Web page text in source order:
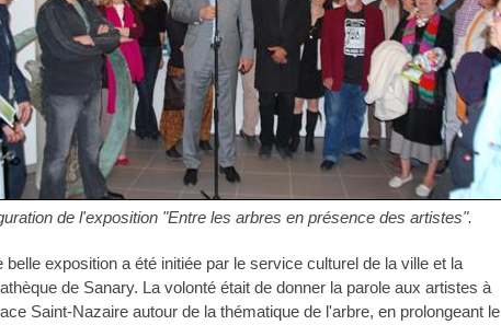
de l'exposition "Entre les arbres en présence des artistes".
belle exposition a été initiée par le service culturel de la ville et la
de Sanary. La volonté était de donner la parole aux artistes à
Saint-Nazaire autour de la thématique de l'arbre, en prolongeant le